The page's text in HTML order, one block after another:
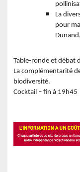
La
pour
Table-ronde et débat
La complémentarité
biodiversité.
Cocktail – fin à 19h45